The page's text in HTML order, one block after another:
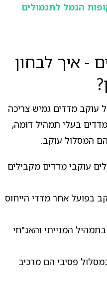
הגמל לתגמולים
- איך לבחון
עוקב מדדים גמיש צריכה
בעלי תמהיל דומה,
המסלול עוקב.
עוקבי מדדים מקבילים
בפועל אחר מדדי הייחוס
המנייתי והאג"חי
פסיבי הם מרכיב